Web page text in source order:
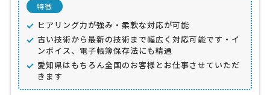
特徴
ヒアリング力が強み・柔軟な対応が可能
古い技術から最新の技術まで幅広く対応可能です・イ
ンボイス、電子帳簿保存法にも精通
愛知県はもちろん全国のお客様とお仕事させていただ
きます